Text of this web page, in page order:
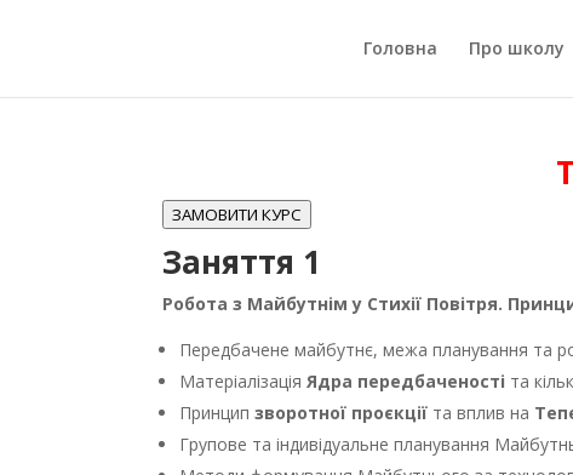
Головна Про школу
ЗАМОВИТИ КУРС
Заняття 1
Робота з Майбутнім у Стихії Повітря.
Передбачене майбутнє, межа планування та
МатеріалізаціяЯдра передбаченості та
Принципзворотної проєкції та вплив на
Групове та індивідуальне планування